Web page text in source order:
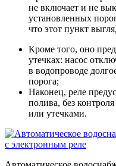
не включает и не
установленных
что этот пункт
Кроме того, оно
утечках: насос
в водопроводе
порога;
Наконец, реле
полива, без
или утечками.